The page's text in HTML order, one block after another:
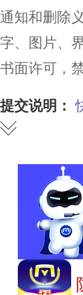
通知和删除义
字、图片、
书面许可，
提交说明：